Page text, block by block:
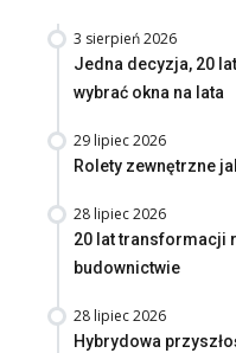
3 sierpień 2026
Jedna decyzja, 20
wybrać okna na lata
29 lipiec 2026
Rolety zewnętrzne
28 lipiec 2026
20 lat transformacji
budownictwie
28 lipiec 2026
Hybrydowa